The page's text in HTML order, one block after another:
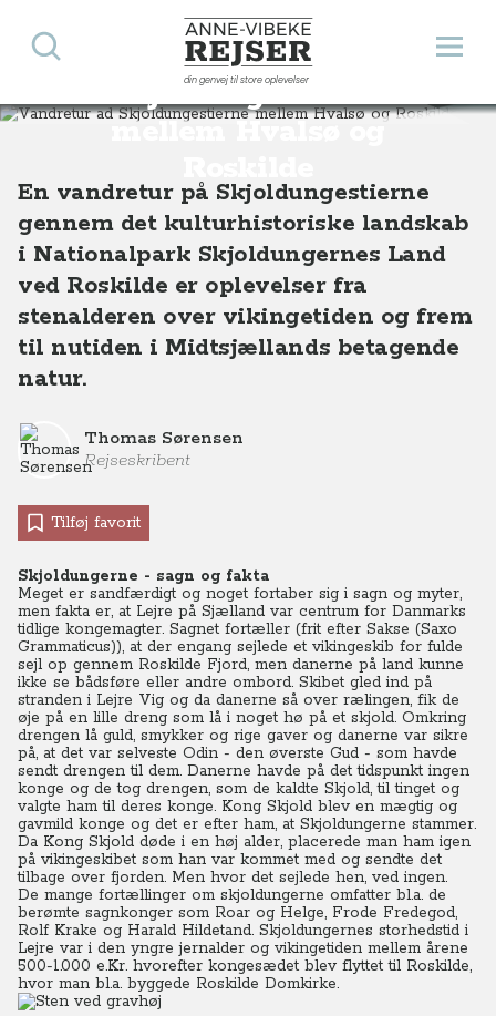
Anne-Vibeke Rejser
din genvej til store oplevelser
Åbn
Søg
Vandretur ad
Skjoldungestierne
mellem Hvalsø og
Destinationer Europa Danmark Vandretur ad Skjoldungestierne mellem Hvalsø og Roskilde
En vandretur på Skjoldungestierne
gennem det kulturhistoriske landskab
i Nationalpark Skjoldungernes Land
ved Roskilde er oplevelser fra
stenalderen over vikingetiden og frem
til nutiden i Midtsjællands betagende
natur.
Thomas Sørensen
Rejseskribent
Tilføj favorit
Skjoldungerne - sagn og fakta
Meget er sandfærdigt og noget fortaber sig i sagn og myter,
men fakta er, at Lejre på Sjælland var centrum for Danmarks
tidlige kongemagter. Sagnet fortæller (frit efter Sakse (Saxo
Grammaticus)), at der engang sejlede et vikingeskib for fulde
sejl op gennem Roskilde Fjord, men danerne på land kunne
ikke se bådsføre eller andre ombord. Skibet gled ind på
stranden i Lejre Vig og da danerne så over rælingen, fik de
øje på en lille dreng som lå i noget hø på et skjold. Omkring
drengen lå guld, smykker og rige gaver og danerne var sikre
på, at det var selveste Odin - den øverste Gud - som havde
sendt drengen til dem. Danerne havde på det tidspunkt ingen
konge og de tog drengen, som de kaldte Skjold, til tinget og
valgte ham til deres konge. Kong Skjold blev en mægtig og
gavmild konge og det er efter ham, at Skjoldungerne stammer.
Da Kong Skjold døde i en høj alder, placerede man ham igen
på vikingeskibet som han var kommet med og sendte det
tilbage over fjorden. Men hvor det sejlede hen, ved ingen.
De mange fortællinger om skjoldungerne omfatter bl.a. de
berømte sagnkonger som Roar og Helge, Frode Fredegod,
Rolf Krake og Harald Hildetand. Skjoldungernes storhedstid i
Lejre var i den yngre jernalder og vikingetiden mellem årene
500-1.000 e.Kr. hvorefter kongesædet blev flyttet til Roskilde,
hvor man bl.a. byggede Roskilde Domkirke.